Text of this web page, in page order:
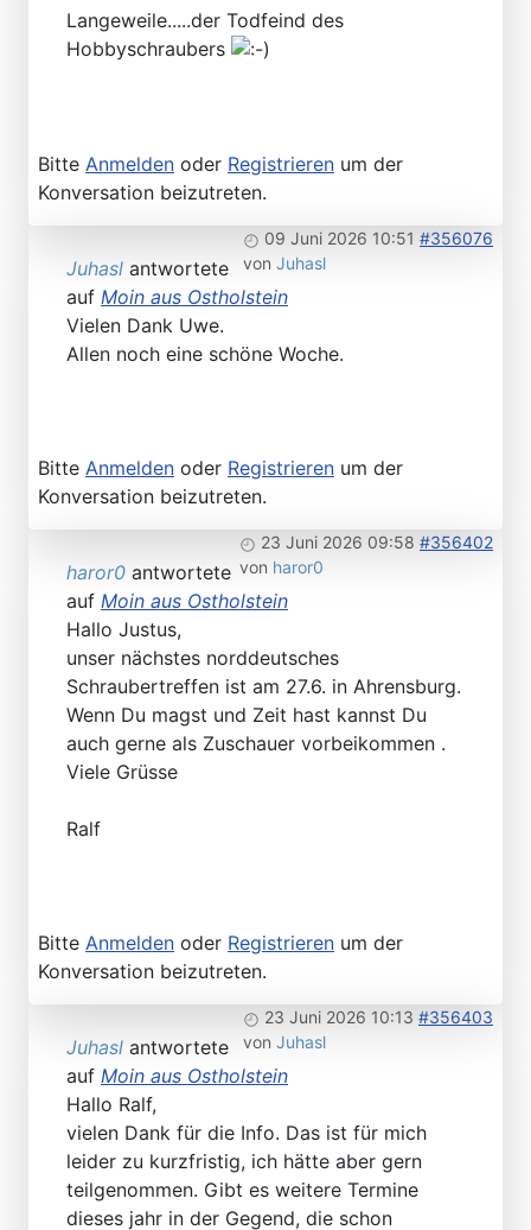
Langeweile.....der Todfeind des
Hobbyschraubers
Bitte Anmelden oder Registrieren um der
Konversation beizutreten.
09 Juni 2026 10:51 #356076
von Juhasl
Juhasl antwortete
auf Moin aus Ostholstein
Vielen Dank Uwe.
Allen noch eine schöne Woche.
Bitte Anmelden oder Registrieren um der
Konversation beizutreten.
23 Juni 2026 09:58 #356402
von haror0
haror0 antwortete
auf Moin aus Ostholstein
Hallo Justus,
unser nächstes norddeutsches
Schraubertreffen ist am 27.6. in Ahrensburg.
Wenn Du magst und Zeit hast kannst Du
auch gerne als Zuschauer vorbeikommen .
Viele Grüsse
Ralf
Bitte Anmelden oder Registrieren um der
Konversation beizutreten.
23 Juni 2026 10:13 #356403
von Juhasl
Juhasl antwortete
auf Moin aus Ostholstein
Hallo Ralf,
vielen Dank für die Info. Das ist für mich
leider zu kurzfristig, ich hätte aber gern
teilgenommen. Gibt es weitere Termine
dieses jahr in der Gegend, die schon